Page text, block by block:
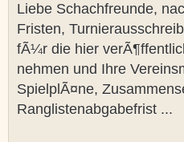
Liebe Schachfreunde,
Fristen,
fÃ¼r die hier
nehmen und Ihre
SpielplÃ¤ne,
Ranglistenabgabefrist ...